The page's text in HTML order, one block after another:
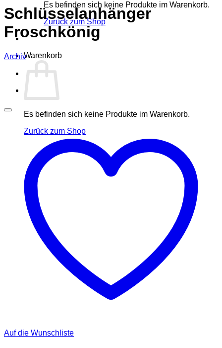
Es befinden sich keine Produkte im Warenkorb.
Zurück zum Shop
Warenkorb
Es befinden sich keine Produkte im Warenkorb.
Zurück zum Shop
Schlüsselanhänger
Froschkönig
Archiv
Auf die Wunschliste